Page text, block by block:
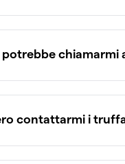
chiamarmi
contattarmi i